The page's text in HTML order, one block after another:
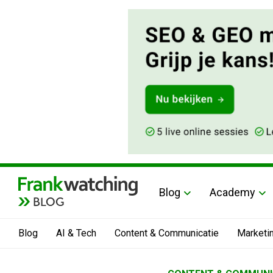
BLOG
Blog Academy
Blog AI & Tech Content & Communicatie